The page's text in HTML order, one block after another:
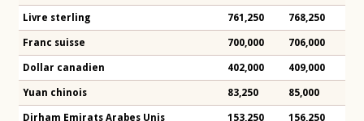
Livre sterling 761,250 768,250
Franc suisse 700,000 706,000
Dollar canadien 402,000 409,000
Yuan chinois 83,250 85,000
Dirham Emirats Arabes Unis 153,250 156,250